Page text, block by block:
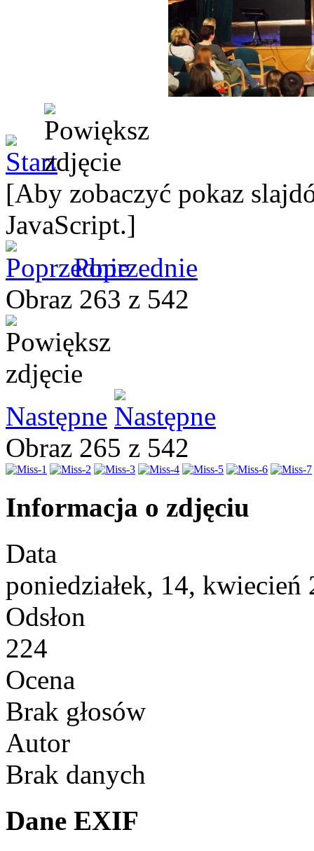
[Aby zobaczyć pokaz
JavaScript.]
Poprzednie
Obraz 263 z 542
Następne
Obraz 265 z 542
Informacja o zdjęciu
Data
poniedziałek, 14, kwiecień
Odsłon
224
Ocena
Brak głosów
Autor
Brak danych
Dane EXIF